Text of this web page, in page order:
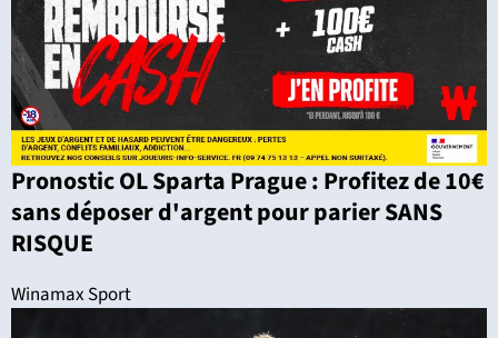
Pronostic OL Sparta Prague : Profitez de 10€
sans déposer d'argent pour parier SANS
RISQUE
Winamax Sport